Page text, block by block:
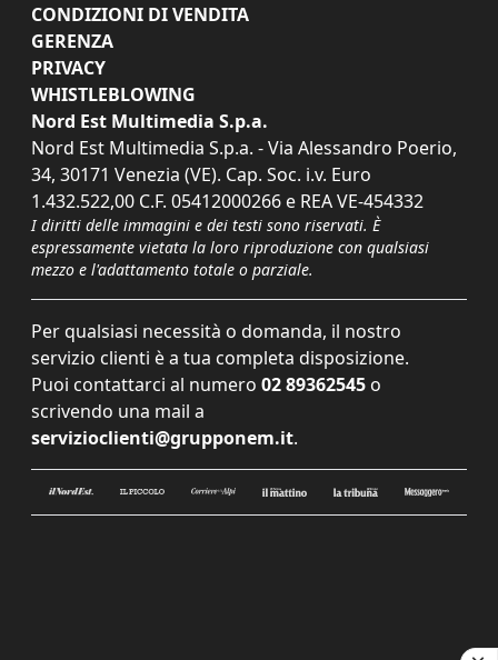
CONDIZIONI DI VENDITA
GERENZA
PRIVACY
WHISTLEBLOWING
Nord Est Multimedia S.p.a.
Nord Est Multimedia S.p.a. - Via Alessandro Poerio,
34, 30171 Venezia (VE). Cap. Soc. i.v. Euro
1.432.522,00 C.F. 05412000266 e REA VE-454332
I diritti delle immagini e dei testi sono riservati. È
espressamente vietata la loro riproduzione con qualsiasi
mezzo e l'adattamento totale o parziale.
Per qualsiasi necessità o domanda, il nostro
servizio clienti è a tua completa disposizione.
Puoi contattarci al numero 02 89362545 o
scrivendo una mail a
servizioclienti@grupponem.it.